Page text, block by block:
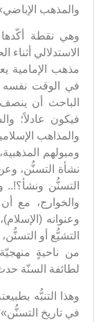
والمذهب
وهي نقطة
الاستدلالي
مذهب الإمامية
في الوقت نفسه
الباحث أن
فيكون عادلاً؛
والمذاهب
وميولهم
نشأة التسنُّن،
التسنُّن ونشأ؟!..
والخوارج، مع
وعنوانه
التشيُّع أو
من ناحيةٍ
لطائفة السنّة
وهذا التنبُّه
في تاريخ التسنُّن»